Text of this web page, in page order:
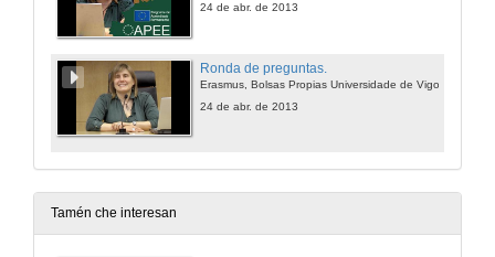
24 de abr. de 2013
Ronda de preguntas.
Erasmus, Bolsas Propias Universidade de Vigo.
24 de abr. de 2013
Tamén che interesan